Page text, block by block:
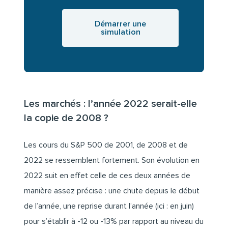
Démarrer une
simulation
Les marchés : l’année 2022 serait-elle
la copie de 2008 ?
Les cours du S&P 500 de 2001, de 2008 et de
2022 se ressemblent fortement. Son évolution en
2022 suit en effet celle de ces deux années de
manière assez précise : une chute depuis le début
de l’année, une reprise durant l’année (ici : en juin)
pour s’établir à -12 ou -13% par rapport au niveau du